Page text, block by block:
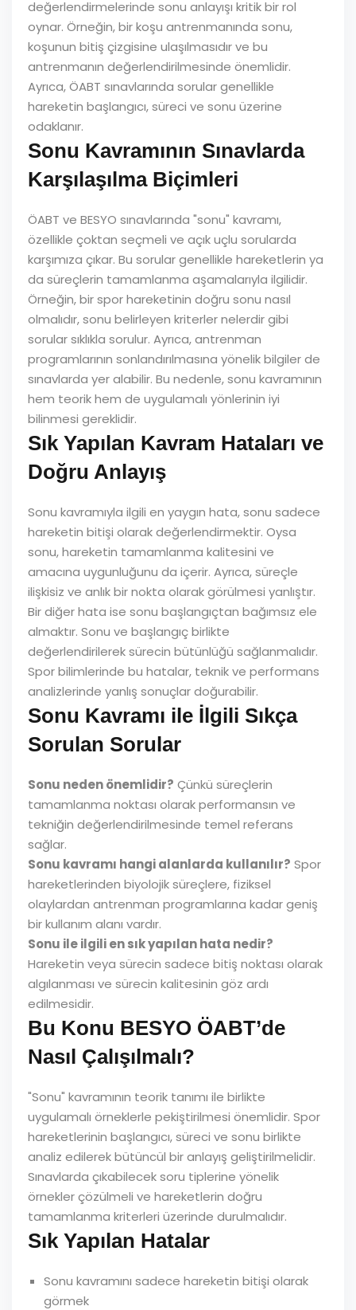
değerlendirmelerinde sonu anlayışı kritik bir rol
oynar. Örneğin, bir koşu antrenmanında sonu,
koşunun bitiş çizgisine ulaşılmasıdır ve bu
antrenmanın değerlendirilmesinde önemlidir.
Ayrıca, ÖABT sınavlarında sorular genellikle
hareketin başlangıcı, süreci ve sonu üzerine
odaklanır.
Sonu Kavramının Sınavlarda
Karşılaşılma Biçimleri
ÖABT ve BESYO sınavlarında "sonu" kavramı,
özellikle çoktan seçmeli ve açık uçlu sorularda
karşımıza çıkar. Bu sorular genellikle hareketlerin ya
da süreçlerin tamamlanma aşamalarıyla ilgilidir.
Örneğin, bir spor hareketinin doğru sonu nasıl
olmalıdır, sonu belirleyen kriterler nelerdir gibi
sorular sıklıkla sorulur. Ayrıca, antrenman
programlarının sonlandırılmasına yönelik bilgiler de
sınavlarda yer alabilir. Bu nedenle, sonu kavramının
hem teorik hem de uygulamalı yönlerinin iyi
bilinmesi gereklidir.
Sık Yapılan Kavram Hataları ve
Doğru Anlayış
Sonu kavramıyla ilgili en yaygın hata, sonu sadece
hareketin bitişi olarak değerlendirmektir. Oysa
sonu, hareketin tamamlanma kalitesini ve
amacına uygunluğunu da içerir. Ayrıca, süreçle
ilişkisiz ve anlık bir nokta olarak görülmesi yanlıştır.
Bir diğer hata ise sonu başlangıçtan bağımsız ele
almaktır. Sonu ve başlangıç birlikte
değerlendirilerek sürecin bütünlüğü sağlanmalıdır.
Spor bilimlerinde bu hatalar, teknik ve performans
analizlerinde yanlış sonuçlar doğurabilir.
Sonu Kavramı ile İlgili Sıkça
Sorulan Sorular
Sonu neden önemlidir? Çünkü süreçlerin
tamamlanma noktası olarak performansın ve
tekniğin değerlendirilmesinde temel referans
sağlar.
Sonu kavramı hangi alanlarda kullanılır? Spor
hareketlerinden biyolojik süreçlere, fiziksel
olaylardan antrenman programlarına kadar geniş
bir kullanım alanı vardır.
Sonu ile ilgili en sık yapılan hata nedir?
Hareketin veya sürecin sadece bitiş noktası olarak
algılanması ve sürecin kalitesinin göz ardı
edilmesidir.
Bu Konu BESYO ÖABT’de
Nasıl Çalışılmalı?
"Sonu" kavramının teorik tanımı ile birlikte
uygulamalı örneklerle pekiştirilmesi önemlidir. Spor
hareketlerinin başlangıcı, süreci ve sonu birlikte
analiz edilerek bütüncül bir anlayış geliştirilmelidir.
Sınavlarda çıkabilecek soru tiplerine yönelik
örnekler çözülmeli ve hareketlerin doğru
tamamlanma kriterleri üzerinde durulmalıdır.
Sık Yapılan Hatalar
Sonu kavramını sadece hareketin bitişi olarak
görmek